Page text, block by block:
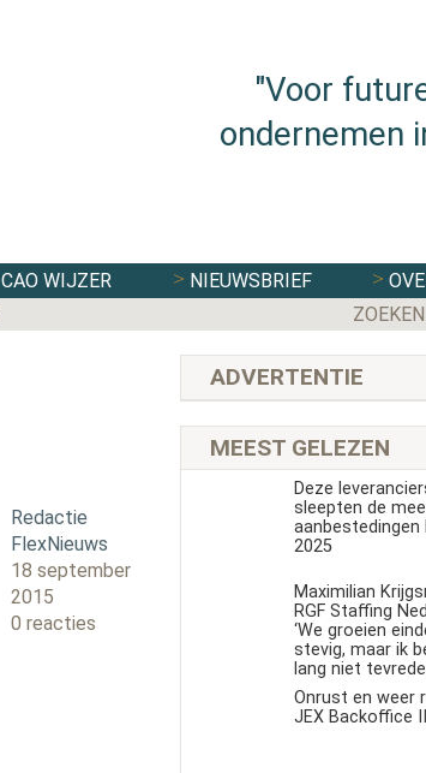
"Voor
ondernemen
CAO WIJZER NIEUWSBRIEF
Redactie
FlexNieuws
18 september
2015
0 reacties
ADVERTENTIE
MEEST GELEZEN
Deze
sleepten de
aanbestedingen
2025
Maximilian
RGF Staffing
‘We groeien
stevig, maar ik
lang niet
Onrust en weer
JEX Backoffice II